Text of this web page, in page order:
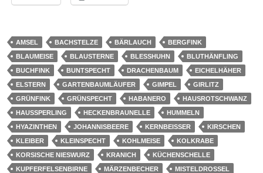
AMSEL BACHSTELZE BÄRLAUCH
BERGFINK
BLAUMEISE
BLAUSTERNE BLESSHUHN
BLUTHÄNFLING
BUCHFINK
BUNTSPECHT DRACHENBAUM
EICHELHÄHER
ELSTERN
GARTENBAUMLÄUFER GIMPEL
GIRLITZ
GRÜNFINK
GRÜNSPECHT HABANERO
HAUSROTSCHWANZ
HAUSSPERLING
HECKENBRAUNELLE
HUMMELN
HYAZINTHEN
JOHANNISBEERE KERNBEISSER
KIRSCHEN
KLEIBER
KLEINSPECHT KOHLMEISE
KOLKRABE
KORSISCHE NIESWURZ
KRANICH
KÜCHENSCHELLE
KUPFERFELSENBIRNE
MÄRZENBECHER
MISTELDROSSEL